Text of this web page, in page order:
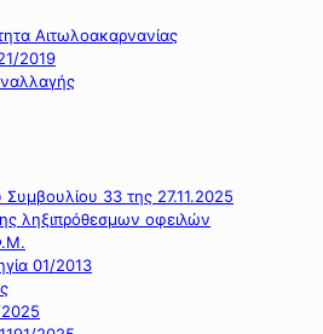
Αιτωλοακαρνανίας
2019
33 της 27.11.2025
ληξιπρόθεσμων οφειλών
01/2013